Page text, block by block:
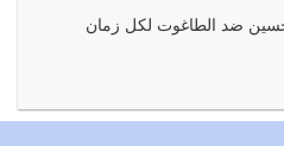
يجب النهوض بها كما ينبغي لكي
ضد الطاغوت لكل زمان